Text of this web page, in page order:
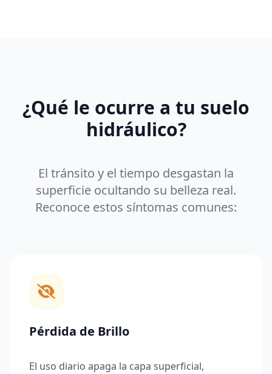
¿Qué le ocurre a tu suelo
hidráulico?
El tránsito y el tiempo desgastan la
superficie ocultando su belleza real.
Reconoce estos síntomas comunes:
Pérdida de Brillo
El uso diario apaga la capa superficial,